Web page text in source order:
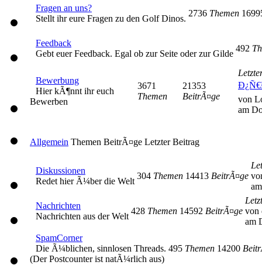
Fragen an uns?
Stellt ihr eure Fragen zu den Golf Dinos.
2736 Themen
Feedback
Gebt euer Feedback. Egal ob zur Seite oder zur Gilde
492
Bewerbung
Hier kÃ¶nnt ihr euch
Bewerben
3671
Themen
21353
BeitrÃ¤ge
von
am
Allgemein Themen BeitrÃ¤ge Letzter Beitrag
Diskussionen
Redet hier Ã¼ber die Welt
304 Themen 14413 BeitrÃ¤ge
Nachrichten
Nachrichten aus der Welt
428 Themen 14592 BeitrÃ¤ge von
am
SpamCorner
Die Ã¼blichen, sinnlosen Threads.
(Der Postcounter ist natÃ¼rlich aus)
495 Themen 14200